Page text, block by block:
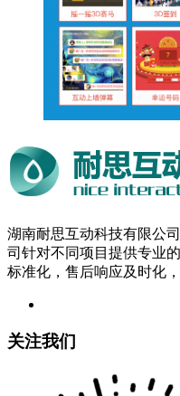
湖南耐思互动科技有限公
司针对不同项目提供专业
标准化，售后响应及时化
关注我们